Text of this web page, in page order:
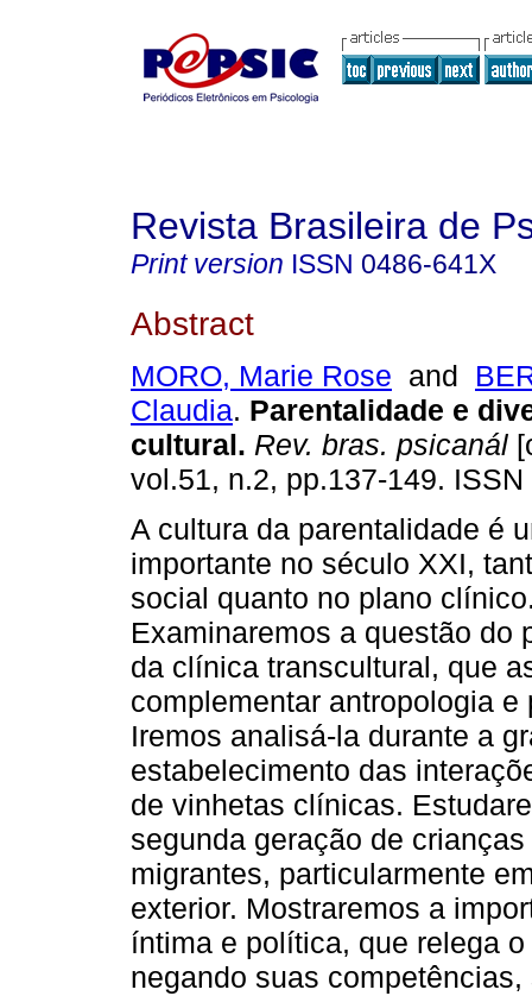
Revista Brasileira de
Print version ISSN 0486-641X
Abstract
MORO, Marie Rose and
Claudia. Parentalidade e
cultural. Rev. bras. psicanál
vol.51, n.2, pp.137-149.
A cultura da parentalidade é
importante no século XXI,
social quanto no plano
Examinaremos a questão do
da clínica transcultural, que
complementar antropologia e
Iremos analisá-la durante a
estabelecimento das
de vinhetas clínicas.
segunda geração de
migrantes, particularmente
exterior. Mostraremos a
íntima e política, que relega
negando suas